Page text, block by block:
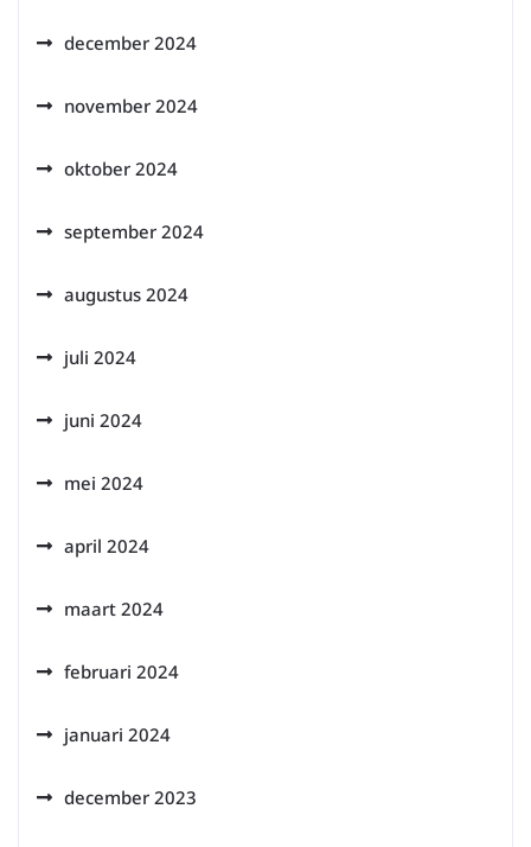
december 2024
november 2024
oktober 2024
september 2024
augustus 2024
juli 2024
juni 2024
mei 2024
april 2024
maart 2024
februari 2024
januari 2024
december 2023